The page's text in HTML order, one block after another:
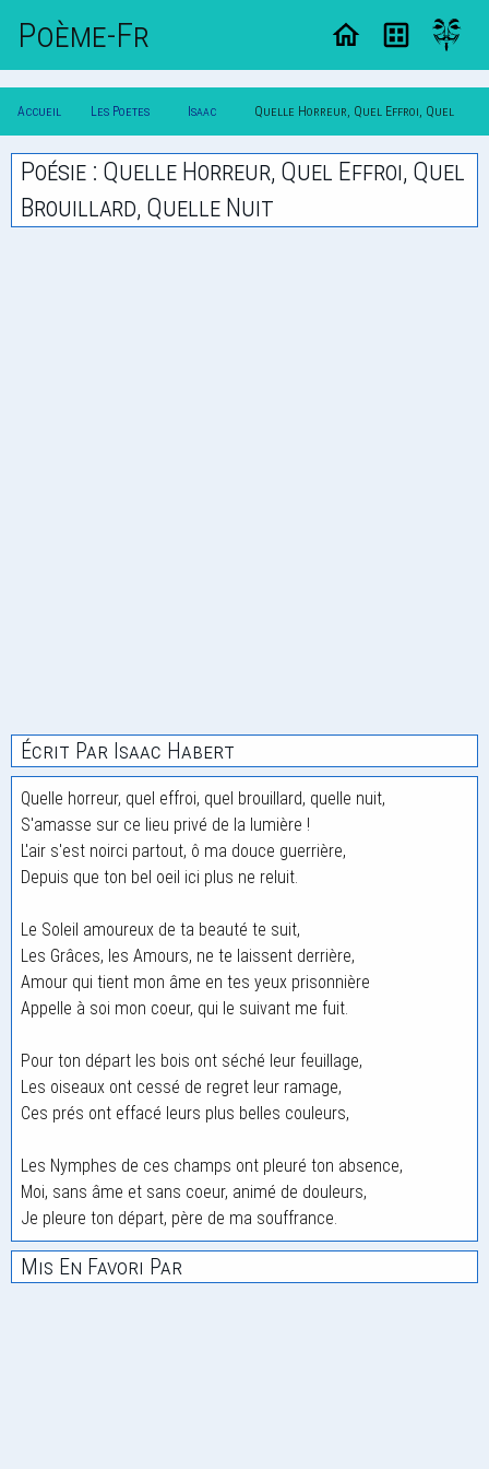
Poème-Fr
Accueil
Poesie
Les Poetes
Classique
Isaac
Habert
Quelle Horreur, Quel Effroi, Quel
Brouillard, Quelle Nuit
Poésie : Quelle Horreur, Quel Effroi, Quel
Brouillard, Quelle Nuit
Écrit Par Isaac Habert
Quelle horreur, quel effroi, quel brouillard, quelle nuit,
S'amasse sur ce lieu privé de la lumière !
L'air s'est noirci partout, ô ma douce guerrière,
Depuis que ton bel oeil ici plus ne reluit.
Le Soleil amoureux de ta beauté te suit,
Les Grâces, les Amours, ne te laissent derrière,
Amour qui tient mon âme en tes yeux prisonnière
Appelle à soi mon coeur, qui le suivant me fuit.
Pour ton départ les bois ont séché leur feuillage,
Les oiseaux ont cessé de regret leur ramage,
Ces prés ont effacé leurs plus belles couleurs,
Les Nymphes de ces champs ont pleuré ton absence,
Moi, sans âme et sans coeur, animé de douleurs,
Je pleure ton départ, père de ma souffrance.
Mis En Favori Par